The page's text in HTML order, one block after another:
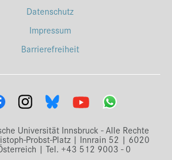
Datenschutz
Impressum
Barrierefreiheit
Universität Innsbruck - Alle Rechte
Probst-Platz | Innrain 52 | 6020
| Tel. +43 512 9003 - 0